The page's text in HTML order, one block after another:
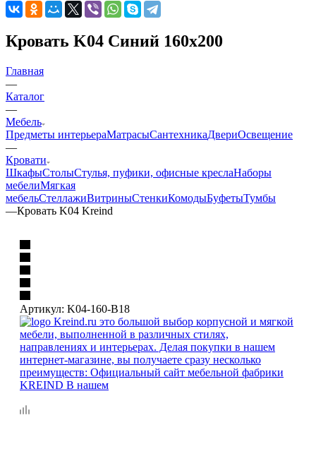
Кровать K04 Синий 160x200
Главная
—
Каталог
—
Мебель
Предметы интерьераМатрасыСантехникаДвериОсвещение
—
Кровати
ШкафыСтолыСтулья, пуфики, офисные креслаНаборы
мебелиМягкая
мебельСтеллажиВитриныСтенкиКомодыБуфетыТумбы
—Кровать K04 Kreind
Артикул: K04-160-B18